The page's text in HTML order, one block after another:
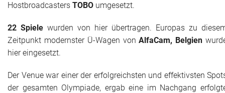
eventpower World
Services + Locations
Projekte + Kunden
Historie + Gegenwart
Hostbroadcasters TOBO umgesetzt.
22 Spiele wurden von hier übertragen. Europas zu
Zeitpunkt modernster Ü-Wagen vonAlfaCam, Belgien
hier eingesetzt.
Der Venue war einer der erfolgreichsten und effektivsten
der gesamten Olympiade, ergab eine im Nachgang